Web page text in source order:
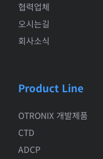
협력업체
오시는길
회사소식
Product Line
OTRONIX 개발제품
CTD
ADCP